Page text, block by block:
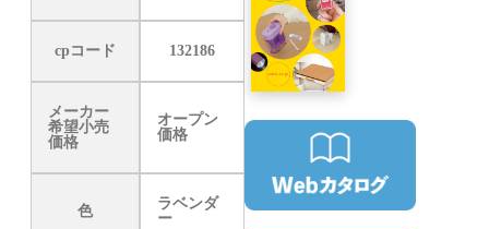
cpコード 132186
メーカー
希望小売
価格
オープン
価格
色
ラベンダ
ー